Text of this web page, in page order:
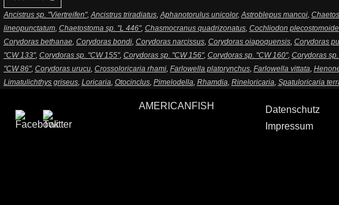
Ancistrus sp. "Viertreifen",Ancistrus triradiatus,Aphanotorulus unicolor,Astroblepus mancoi,
lineopunctatum, Chaetostoma sp. "L 446", Chasmocranus quadrizonatus, Cochliodon
Corydoras bethanae, Corydoras bondi, Corydoras narcissus, Corydoras oiapoquensis, Corydoras
"CW 133", Corydoras sp. "CW 155", Corydoras sp. "CW 156", Corydoras sp. "CW 160", Corydoras
"CW 86", Corydoras urucu, Crossoloricaria rhami, Farlowella platorynchus, Farlowella vittata,
Limatulichthys griseus, Loricaria, Otocinclus, Pimelodella, Rhamdia, Rineloricaria, Spatuloricaria
AMERICANFISH
Datenschutz
Impressum